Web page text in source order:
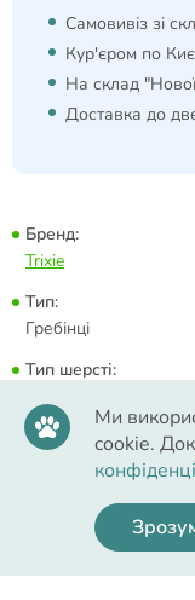
Самовивіз зі
Кур'єром по
На склад
Доставка до
Бренд:
Trixie
Тип:
Гребінці
Тип шерсті:
Всі типи шерсті |
Довгошерсті
Країна виробник/
Німеччина/Німеччина
Ми
cookie.